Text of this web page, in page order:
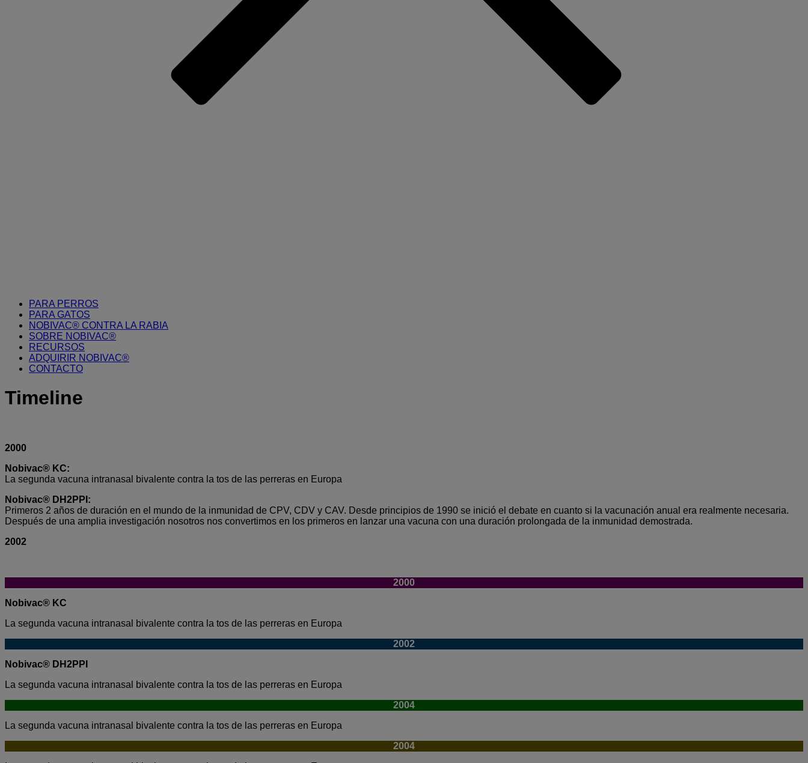
PARA PERROS
PARA GATOS
NOBIVAC® CONTRA LA RABIA
SOBRE NOBIVAC®
RECURSOS
ADQUIRIR NOBIVAC®
CONTACTO
Timeline
2000
Nobivac® KC:
La segunda vacuna intranasal bivalente contra la tos de las perreras en Europa
Nobivac® DH2PPI:
Primeros 2 años de duración en el mundo de la inmunidad de CPV, CDV y CAV. Desde principios de 1990 se inició el debate en cuanto si la vacunación anual era realmente necesaria.
Después de una amplia investigación nosotros nos convertimos en los primeros en lanzar una vacuna con una duración prolongada de la inmunidad demostrada.
2002
2000
Nobivac® KC
La segunda vacuna intranasal bivalente contra la tos de las perreras en Europa
2002
Nobivac® DH2PPI
La segunda vacuna intranasal bivalente contra la tos de las perreras en Europa
2004
La segunda vacuna intranasal bivalente contra la tos de las perreras en Europa
2004